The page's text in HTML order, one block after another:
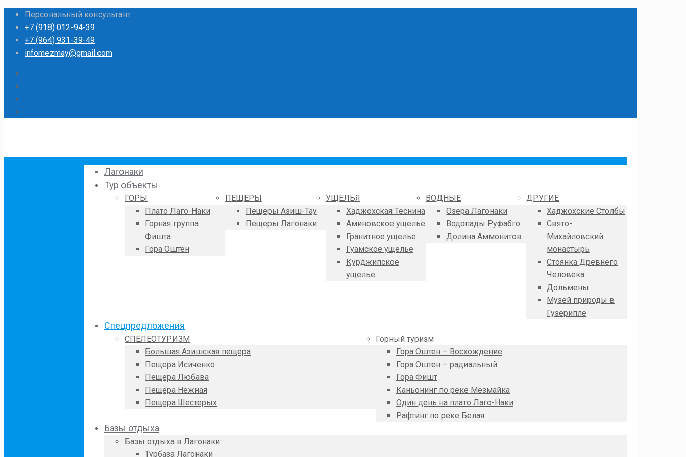
Персональный консультант
+7 (918) 012-94-39
+7 (964) 931-39-49
infomezmay@gmail.com
Лагонаки
Тур объекты
ГОРЫ
Плато Лаго-Наки
Горная группа
Фишта
Гора Оштен
ПЕЩЕРЫ
Пещеры Азиш-Тау
Пещеры Лагонаки
УЩЕЛЬЯ
Хаджохская Теснина
Аминовское ущелье
Гранитное ущелье
Гуамское ущелье
Курджипское
ущелье
ВОДНЫЕ
Озёра Лагонаки
Водопады Руфабго
Долина Аммонитов
ДРУГИЕ
Хаджохские Столбы
Свято-
Михайловский
монастырь
Стоянка Древнего
Человека
Дольмены
Музей природы в
Гузерипле
Спецпредложения
СПЕЛЕОТУРИЗМ
Большая Азишская пещера
Пещера Исиченко
Пещера Любава
Пещера Нежная
Пещера Шестерых
Горный туризм
Гора Оштен – Восхождение
Гора Оштен – радиальный
Гора Фишт
Каньонинг по реке Мезмайка
Один день на плато Лаго-Наки
Рафтинг по реке Белая
Базы отдыха
Базы отдыха в Лагонаки
Турбаза Лагонаки